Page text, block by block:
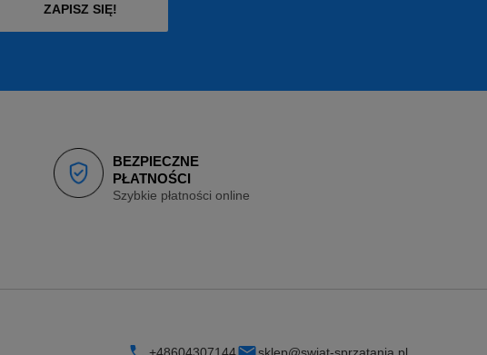
ZAPISZ SIĘ!
BEZPIECZNE
PŁATNOŚCI
Szybkie płatności online